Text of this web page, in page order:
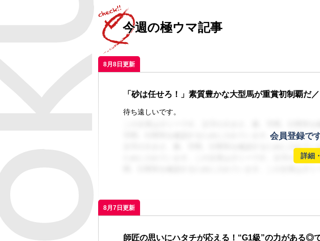
今週の極ウマ記事
8月8日更新
「砂は任せろ！」素質豊かな大型馬が重賞初制覇だ
待ち遠しいです。
会員登録で
詳細
字間、行間等を確認するために入れています。この文章はダ
文字の大きさ、量、字間、行間等を確認するために入れて
ために入れています。この文章はダミーです。文字の大き
8月7日更新
師匠の思いにハタチが応える！“G1級”の力がある◎